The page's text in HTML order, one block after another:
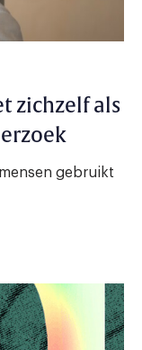
zichzelf als
gebruikt